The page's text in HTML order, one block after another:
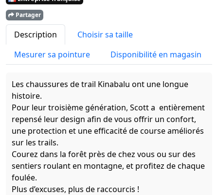
Partager
Description
Choisir sa taille
Mesurer sa pointure
Disponibilité en magasin
Les chaussures de trail Kinabalu ont une longue
histoire.
Pour leur troisième génération, Scott a entièrement
repensé leur design afin de vous offrir un confort,
une protection et une efficacité de course améliorés
sur les trails.
Courez dans la forêt près de chez vous ou sur des
sentiers roulant en montagne, et profitez de chaque
foulée.
Plus d’excuses, plus de raccourcis !